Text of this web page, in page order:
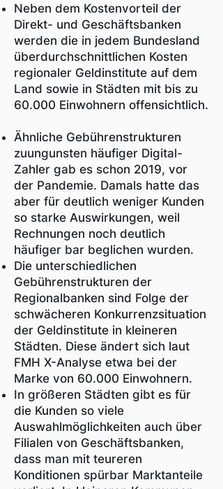
Neben dem Kostenvorteil der
Direkt- und Geschäftsbanken
werden die in jedem Bundesland
überdurchschnittlichen Kosten
regionaler Geldinstitute auf dem
Land sowie in Städten mit bis zu
60.000 Einwohnern offensichtlich.
Ähnliche Gebührenstrukturen
zuungunsten häufiger Digital-
Zahler gab es schon 2019, vor
der Pandemie. Damals hatte das
aber für deutlich weniger Kunden
so starke Auswirkungen, weil
Rechnungen noch deutlich
häufiger bar beglichen wurden.
Die unterschiedlichen
Gebührenstrukturen der
Regionalbanken sind Folge der
schwächeren Konkurrenzsituation
der Geldinstitute in kleineren
Städten. Diese ändert sich laut
FMH X-Analyse etwa bei der
Marke von 60.000 Einwohnern.
In größeren Städten gibt es für
die Kunden so viele
Auswahlmöglichkeiten auch über
Filialen von Geschäftsbanken,
dass man mit teureren
Konditionen spürbar Marktanteile